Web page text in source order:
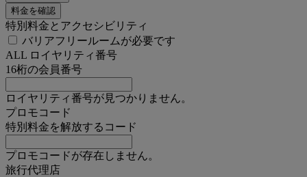
料金を確認
特別料金とアクセシビリティ
バリアフリールームが必要です
ALL ロイヤリティ番号
16桁の会員番号
ロイヤリティ番号が見つかりません。
プロモコード
特別料金を解放するコード
プロモコードが存在しません。
旅行代理店